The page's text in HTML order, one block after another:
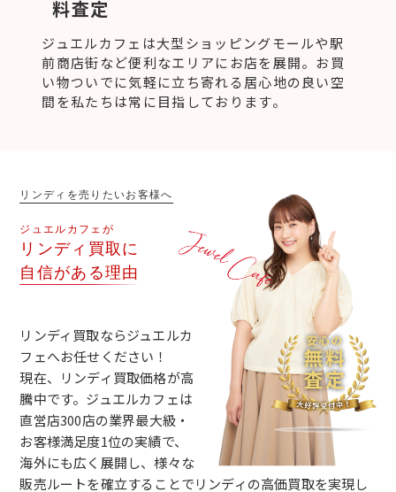
料査定
ジュエルカフェは大型ショッピングモールや駅
前商店街など便利なエリアにお店を展開。お買
い物ついでに気軽に立ち寄れる居心地の良い空
間を私たちは常に目指しております。
リンディを売りたいお客様へ
ジュエルカフェが
リンディ買取に
自信がある理由
リンディ買取ならジュエルカ
フェへお任せください！
現在、リンディ買取価格が高
騰中です。ジュエルカフェは
直営店300店の業界最大級・
お客様満足度1位の実績で、
海外にも広く展開し、様々な
販売ルートを確立することでリンディの高価買取を実現し